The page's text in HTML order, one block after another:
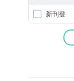
新刊登